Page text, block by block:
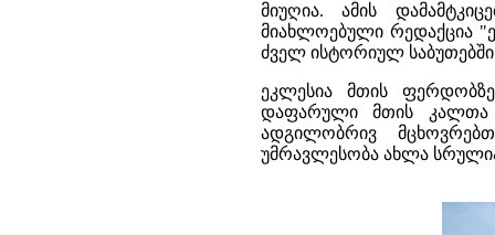
მიუღია. ამის
მიახლოებული რედაქცია
ძველ ისტორიულ
ეკლესია მთის
დაფარული მთის კალთა
ადგილობრივ
უმრავლესობა ახლა